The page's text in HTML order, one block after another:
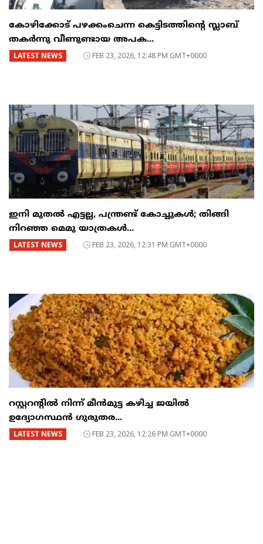
കോഴിക്കോട് പഴക്കംചെന്ന കെട്ടിടത്തിന്റെ സ്ലാബ്
തകർന്നു വീണുണ്ടായ അപക...
LATEST NEWS FEB 23, 2026, 12:48 PM GMT+0000
ഇനി മുതൽ എട്ടല്ല, പന്ത്രണ്ട് കോച്ചുകള്‍; തിങ്ങി
നിറഞ്ഞ മെമു യാത്രകൾ...
LATEST NEWS FEB 23, 2026, 12:31 PM GMT+0000
റസ്റ്ററന്റില്‍ നിന്ന് മീന്‍മുട്ട കഴിച്ച ജയില്‍
ഉദ്യോഗസ്ഥന്‍ ഗുരുതര...
LATEST NEWS FEB 23, 2026, 12:26 PM GMT+0000